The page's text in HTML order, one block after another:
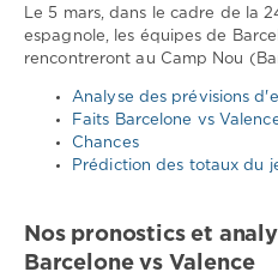
conseils
Pronostics
de
1xbet
808
Le 5 mars, dans le cadre de la
espagnole, les équipes de
rencontreront au Camp Nou
Analyse des prévisions
Faits Barcelone vs
Chances
Prédiction des totaux du
Nos pronostics et
Barcelone vs Valence